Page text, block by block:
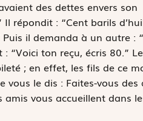
des dettes envers son
répondit : “Cent barils
il demanda à un autre :
“Voici ton reçu, écris 80.” Le
; en effet, les fils de ce
vous le dis : Faites-vous des
vous accueillent dans